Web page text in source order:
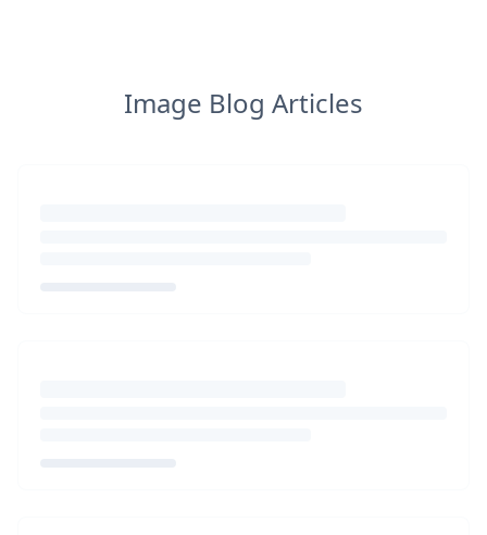
Image Blog Articles